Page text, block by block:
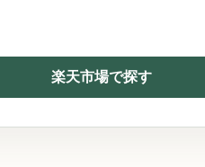
楽天市場で探す